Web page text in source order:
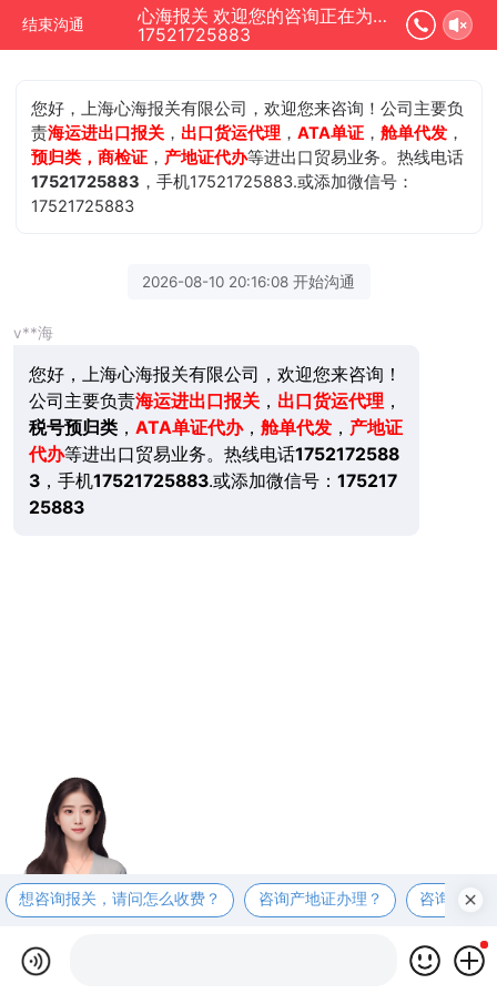
结束沟通
心海报关 欢迎您的咨询正在为您服务
17521725883
您好，上海心海报关有限公司，欢迎您来咨询！公司主要负
责海运进出口报关 ， 出口货运代理 ，ATA单证 ，舱单代发 ，
预归类，商检证 ， 产地证代办等进出口贸易业务。热线电话
17521725883 ，手机17521725883.或添加微信号：
17521725883
2026-08-10 20:16:08 开始沟通
v**海
您好，上海心海报关有限公司，欢迎您来咨询！
公司主要负责海运进出口报关， 出口货运代理 ，
税号预归类， ATA单证代办， 舱单代发， 产地证
代办等进出口贸易业务。热线电话1752172588
3，手机17521725883.或添加微信号： 175217
25883
想咨询报关，请问怎么收费？ 咨询产地证办理？ 咨询商检